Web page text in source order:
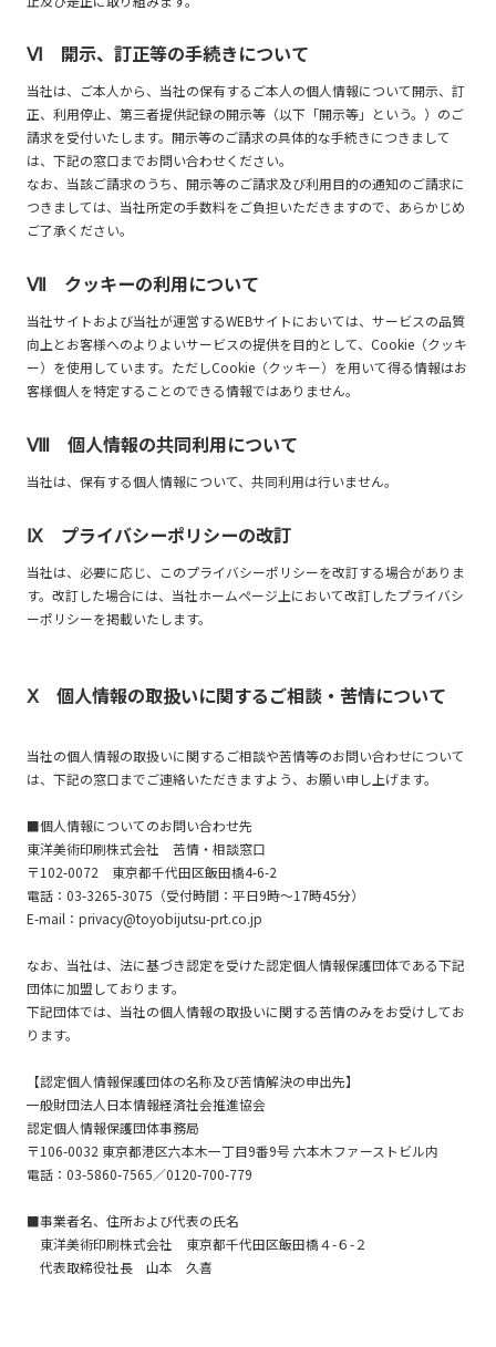
Ⅵ 開示、訂正等の手続きについて
当社は、ご本人から、当社の保有するご本人の個人情報について開示、訂
正、利用停止、第三者提供記録の開示等（以下「開示等」という。）のご
請求を受付いたします。開示等のご請求の具体的な手続きにつきまして
は、下記の窓口までお問い合わせください。
なお、当該ご請求のうち、開示等のご請求及び利用目的の通知のご請求に
つきましては、当社所定の手数料をご負担いただきますので、あらかじめ
ご了承ください。
Ⅶ クッキーの利用について
当社サイトおよび当社が運営するWEBサイトにおいては、サービスの品質
向上とお客様へのよりよいサービスの提供を目的として、Cookie（クッキ
ー）を使用しています。ただしCookie（クッキー）を用いて得る情報はお
客様個人を特定することのできる情報ではありません。
Ⅷ 個人情報の共同利用について
当社は、保有する個人情報について、共同利用は行いません。
Ⅸ プライバシーポリシーの改訂
当社は、必要に応じ、このプライバシーポリシーを改訂する場合がありま
す。改訂した場合には、当社ホームページ上において改訂したプライバシ
ーポリシーを掲載いたします。
Ⅹ 個人情報の取扱いに関するご相談・苦情について
当社の個人情報の取扱いに関するご相談や苦情等のお問い合わせについて
は、下記の窓口までご連絡いただきますよう、お願い申し上げます。
■個人情報についてのお問い合わせ先
東洋美術印刷株式会社 苦情・相談窓口
〒102-0072 東京都千代田区飯田橋4-6-2
電話：03-3265-3075（受付時間：平日9時～17時45分）
E-mail：privacy@toyobijutsu-prt.co.jp
なお、当社は、法に基づき認定を受けた認定個人情報保護団体である下記
団体に加盟しております。
下記団体では、当社の個人情報の取扱いに関する苦情のみをお受けしてお
ります。
【認定個人情報保護団体の名称及び苦情解決の申出先】
一般財団法人日本情報経済社会推進協会
認定個人情報保護団体事務局
〒106-0032 東京都港区六本木一丁目9番9号 六本木ファーストビル内
電話：03-5860-7565／0120-700-779
■事業者名、住所および代表の氏名
東洋美術印刷株式会社 東京都千代田区飯田橋４-６-２
代表取締役社長 山本 久喜